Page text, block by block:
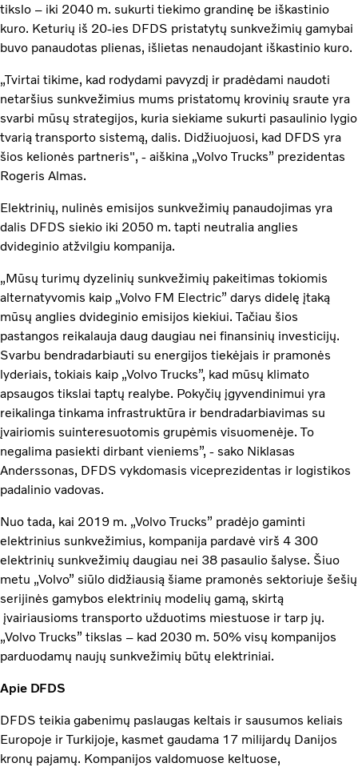
tikslo – iki 2040 m. sukurti tiekimo grandinę be iškastinio
kuro. Keturių iš 20-ies DFDS pristatytų sunkvežimių gamybai
buvo panaudotas plienas, išlietas nenaudojant iškastinio kuro.
„Tvirtai tikime, kad rodydami pavyzdį ir pradėdami naudoti
netaršius sunkvežimius mums pristatomų krovinių sraute yra
svarbi mūsų strategijos, kuria siekiame sukurti pasaulinio lygio
tvarią transporto sistemą, dalis. Didžiuojuosi, kad DFDS yra
šios kelionės partneris", - aiškina „Volvo Trucks” prezidentas
Rogeris Almas.
Elektrinių, nulinės emisijos sunkvežimių panaudojimas yra
dalis DFDS siekio iki 2050 m. tapti neutralia anglies
dvideginio atžvilgiu kompanija.
„Mūsų turimų dyzelinių sunkvežimių pakeitimas tokiomis
alternatyvomis kaip „Volvo FM Electric” darys didelę įtaką
mūsų anglies dvideginio emisijos kiekiui. Tačiau šios
pastangos reikalauja daug daugiau nei finansinių investicijų.
Svarbu bendradarbiauti su energijos tiekėjais ir pramonės
lyderiais, tokiais kaip „Volvo Trucks”, kad mūsų klimato
apsaugos tikslai taptų realybe. Pokyčių įgyvendinimui yra
reikalinga tinkama infrastruktūra ir bendradarbiavimas su
įvairiomis suinteresuotomis grupėmis visuomenėje. To
negalima pasiekti dirbant vieniems”, - sako Niklasas
Anderssonas, DFDS vykdomasis viceprezidentas ir logistikos
padalinio vadovas.
Nuo tada, kai 2019 m. „Volvo Trucks” pradėjo gaminti
elektrinius sunkvežimius, kompanija pardavė virš 4 300
elektrinių sunkvežimių daugiau nei 38 pasaulio šalyse. Šiuo
metu „Volvo” siūlo didžiausią šiame pramonės sektoriuje šešių
serijinės gamybos elektrinių modelių gamą, skirtą
įvairiausioms transporto užduotims miestuose ir tarp jų.
„Volvo Trucks” tikslas – kad 2030 m. 50% visų kompanijos
parduodamų naujų sunkvežimių būtų elektriniai.
Apie DFDS
DFDS teikia gabenimų paslaugas keltais ir sausumos keliais
Europoje ir Turkijoje, kasmet gaudama 17 milijardų Danijos
kronų pajamų. Kompanijos valdomuose keltuose,